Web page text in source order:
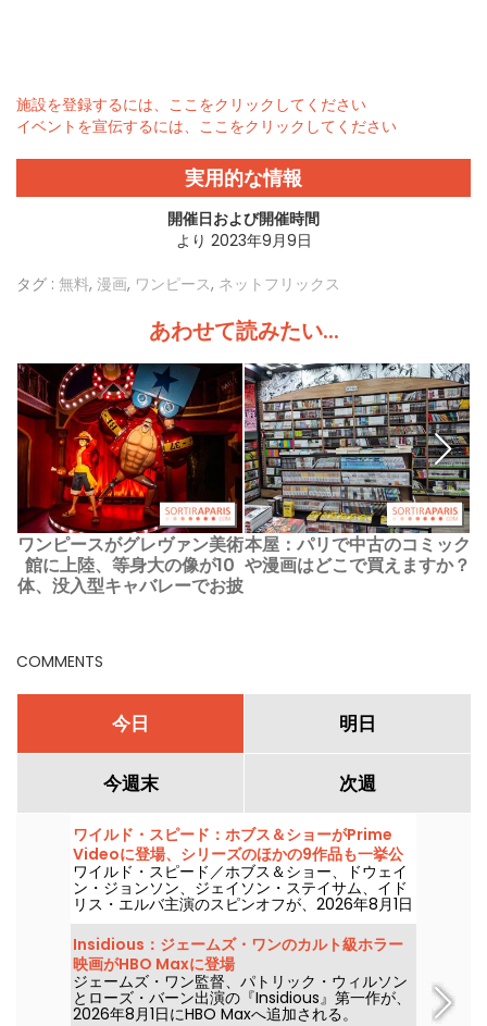
施設を登録するには、ここをクリックしてください
イベントを宣伝するには、ここをクリックしてください
実用的な情報
開催日および開催時間
より 2023年9月9日
タグ : 無料, 漫画, ワンピース, ネットフリックス
あわせて読みたい...
ワンピースがグレヴァン美術
館に上陸、等身大の像が10
体、没入型キャバレーでお披
本屋：パリで中古のコミック
や漫画はどこで買えますか？
COMMENTS
今日 明日
今週末 次週
ワイルド・スピード：ホブス＆ショーがPrime
Videoに登場、シリーズのほかの9作品も一挙公
開
ワイルド・スピード／ホブス＆ショー、ドウェイ
ン・ジョンソン、ジェイソン・ステイサム、イド
リス・エルバ主演のスピンオフが、2026年8月1日
にプライム・ビデオで配信開始。
Insidious：ジェームズ・ワンのカルト級ホラー
映画がHBO Maxに登場
ジェームズ・ワン監督、パトリック・ウィルソン
とローズ・バーン出演の『Insidious』第一作が、
2026年8月1日にHBO Maxへ追加される。